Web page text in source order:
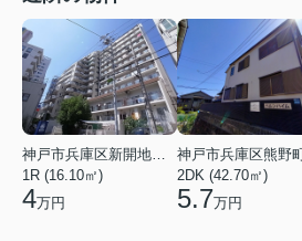
神戸市兵庫区新開地１丁目
1R (16.10㎡)
4万円
2DK (42.70㎡)
5.7万円